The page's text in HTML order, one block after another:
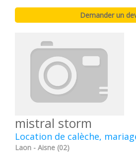
mistral storm
Location de calèche,
Laon - Aisne (02)